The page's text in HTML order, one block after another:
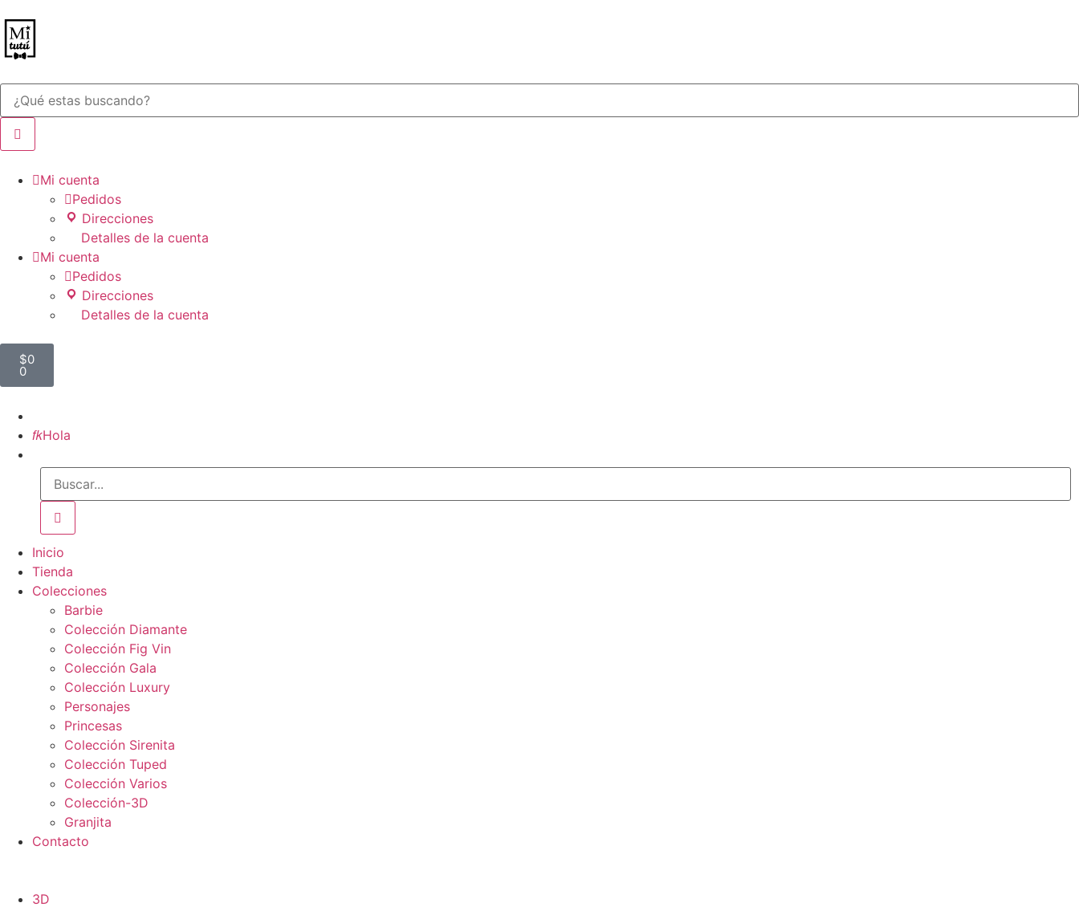
Mi cuenta
Pedidos
Direcciones
Detalles de la cuenta
Mi cuenta
Pedidos
Direcciones
Detalles de la cuenta
$0
0
Hola
Inicio
Tienda
Colecciones
Barbie
Colección Diamante
Colección Fig Vin
Colección Gala
Colección Luxury
Personajes
Princesas
Colección Sirenita
Colección Tuped
Colección Varios
Colección-3D
Granjita
Contacto
3D